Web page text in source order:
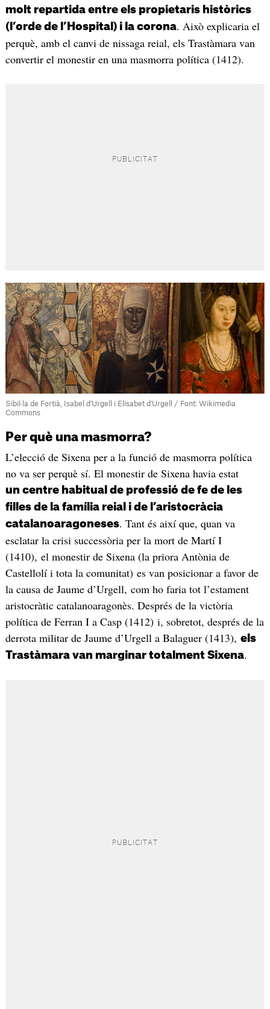
molt repartida entre els propietaris històrics
(l’orde de l’Hospital) i la corona. Això explicaria el
perquè, amb el canvi de nissaga reial, els Trastàmara van
convertir el monestir en una masmorra política (1412).
Sibil·la de Fortià, Isabel d'Urgell i Elisabet d'Urgell / Font: Wikimedia
Commons
Per què una masmorra?
L’elecció de Sixena per a la funció de masmorra política
no va ser perquè sí. El monestir de Sixena havia estat
un centre habitual de professió de fe de les
filles de la família reial i de l’aristocràcia
catalanoaragoneses. Tant és així que, quan va
esclatar la crisi successòria per la mort de Martí I
(1410), el monestir de Sixena (la priora Antònia de
Castellolí i tota la comunitat) es van posicionar a favor de
la causa de Jaume d’Urgell, com ho faria tot l’estament
aristocràtic catalanoaragonès. Després de la victòria
política de Ferran I a Casp (1412) i, sobretot, després de la
derrota militar de Jaume d’Urgell a Balaguer (1413), els
Trastàmara van marginar totalment Sixena.